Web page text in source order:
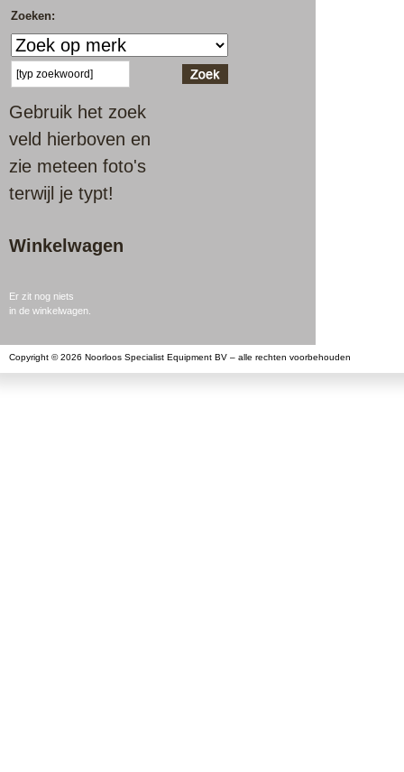
Zoeken:
Gebruik het zoek
veld hierboven en
zie meteen foto's
terwijl je typt!
Winkelwagen
Er zit nog niets
in de winkelwagen.
Copyright © 2026 Noorloos Specialist Equipment BV – alle rechten voorbehouden